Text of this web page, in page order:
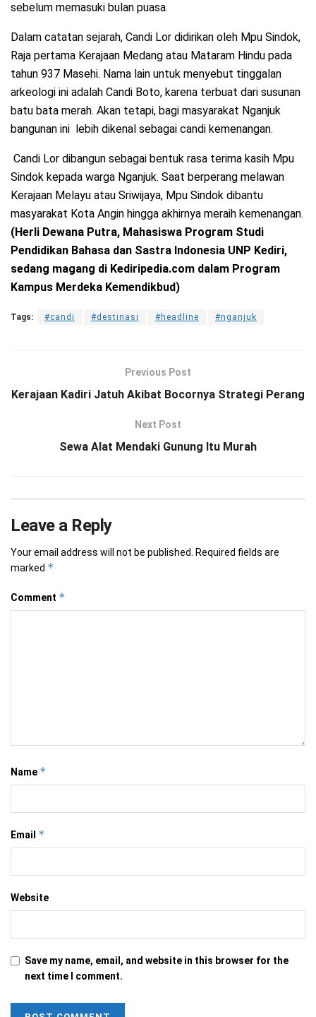
sebelum memasuki bulan puasa.
Dalam catatan sejarah, Candi Lor didirikan oleh Mpu Sindok,
Raja pertama Kerajaan Medang atau Mataram Hindu pada
tahun 937 Masehi. Nama lain untuk menyebut tinggalan
arkeologi ini adalah Candi Boto, karena terbuat dari susunan
batu bata merah. Akan tetapi, bagi masyarakat Nganjuk
bangunan ini lebih dikenal sebagai candi kemenangan.
Candi Lor dibangun sebagai bentuk rasa terima kasih Mpu
Sindok kepada warga Nganjuk. Saat berperang melawan
Kerajaan Melayu atau Sriwijaya, Mpu Sindok dibantu
masyarakat Kota Angin hingga akhirnya meraih kemenangan.
(Herli Dewana Putra, Mahasiswa Program Studi
Pendidikan Bahasa dan Sastra Indonesia UNP Kediri,
sedang magang di Kediripedia.com dalam Program
Kampus Merdeka Kemendikbud)
Tags: #candi #destinasi #headline #nganjuk
Previous Post
Kerajaan Kadiri Jatuh Akibat Bocornya Strategi Perang
Next Post
Sewa Alat Mendaki Gunung Itu Murah
Leave a Reply
Your email address will not be published. Required fields are
marked *
Comment *
Name *
Email *
Website
Save my name, email, and website in this browser for the
next time I comment.